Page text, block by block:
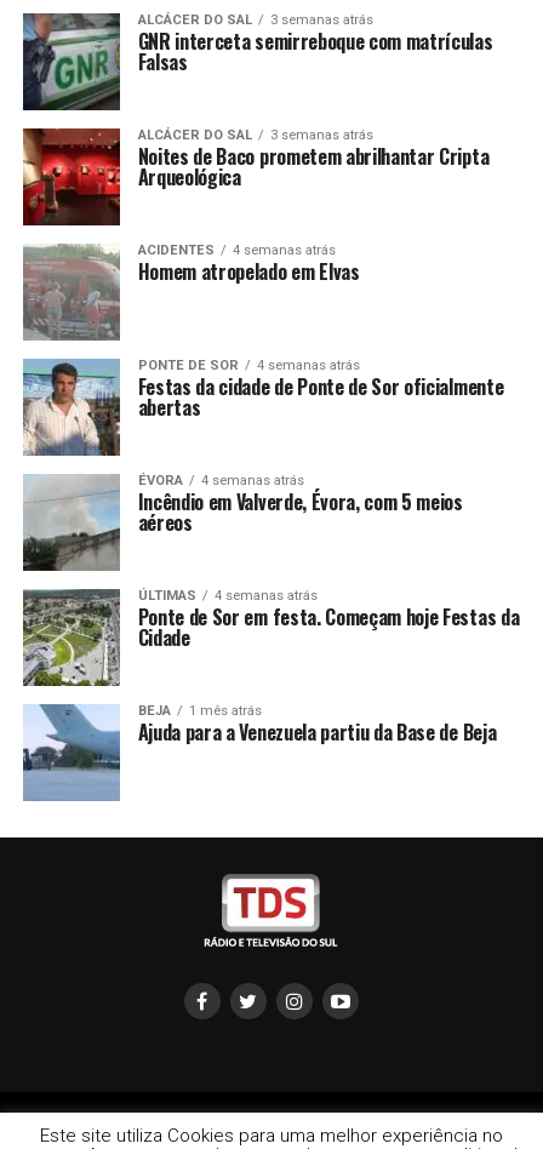
ALCÁCER DO SAL 3 semanas atrás
GNR interceta semirreboque com matrículas
Falsas
ALCÁCER DO SAL 3 semanas atrás
Noites de Baco prometem abrilhantar Cripta
Arqueológica
ACIDENTES 4 semanas atrás
Homem atropelado em Elvas
PONTE DE SOR 4 semanas atrás
Festas da cidade de Ponte de Sor oficialmente
abertas
ÉVORA 4 semanas atrás
Incêndio em Valverde, Évora, com 5 meios
aéreos
ÚLTIMAS 4 semanas atrás
Ponte de Sor em festa. Começam hoje Festas da
Cidade
BEJA 1 mês atrás
Ajuda para a Venezuela partiu da Base de Beja
Copyright © 2022 TDS - Rádio e Televisão do Sul | redação:
Este site utiliza Cookies para uma melhor experiência no